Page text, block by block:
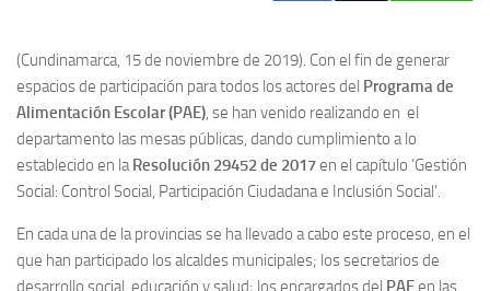
(Cundinamarca, 15 de noviembre de 2019). Con el fin de generar
espacios de participación para todos los actores del Programa de
Alimentación Escolar(PAE), se han venido realizando en el
departamento las mesas públicas, dando cumplimiento a lo
establecido en laResolución 29452 de 2017en el capítulo ‘Gestión
Social: Control Social, Participación Ciudadana e Inclusión Social’.
En cada una de la provincias se ha llevado a cabo este proceso, en el
que han participado los alcaldes municipales; los secretarios de
desarrollo social, educación y salud; los encargados del PAEen las